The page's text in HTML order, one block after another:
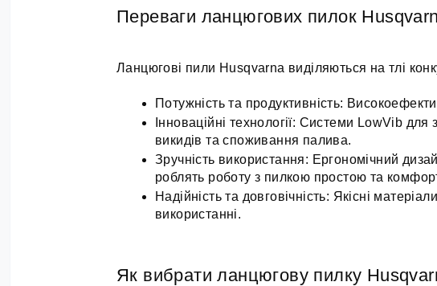
Переваги ланцюгових пилок
Ланцюгові пили Husqvarna виділяються на тлі
Потужність та продуктивність:
Інноваційні технології: Системи LowVib
викидів та споживання палива.
Зручність використання: Ергономічний
роблять роботу з пилкою простою та
Надійність та довговічність: Якісні
використанні.
Як вибрати ланцюгову пилку